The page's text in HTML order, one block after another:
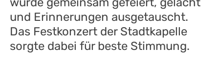
und Erinnerungen ausgetauscht.
Das Festkonzert der Stadtkapelle
sorgte dabei für beste Stimmung.